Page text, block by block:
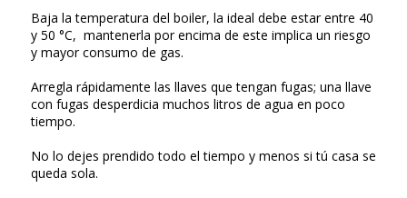
Baja la temperatura del boiler, la ideal debe estar entre 40
y 50 °C, mantenerla por encima de este implica un riesgo
y mayor consumo de gas.
Arregla rápidamente las llaves que tengan fugas; una llave
con fugas desperdicia muchos litros de agua en poco
tiempo.
No lo dejes prendido todo el tiempo y menos si tú casa se
queda sola.